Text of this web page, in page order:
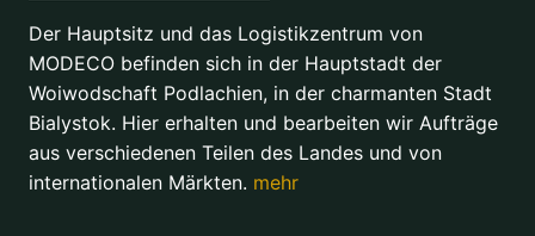
Der Hauptsitz und das Logistikzentrum von
MODECO befinden sich in der Hauptstadt der
Woiwodschaft Podlachien, in der charmanten Stadt
Bialystok. Hier erhalten und bearbeiten wir Aufträge
aus verschiedenen Teilen des Landes und von
internationalen Märkten. mehr